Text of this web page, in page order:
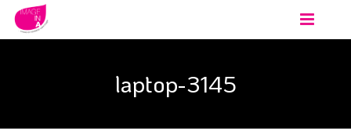
Événements
laptop-3145